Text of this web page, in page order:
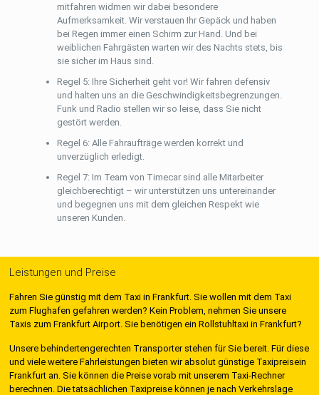
mitfahren widmen wir dabei besondere
Aufmerksamkeit. Wir verstauen Ihr Gepäck und haben
bei Regen immer einen Schirm zur Hand. Und bei
weiblichen Fahrgästen warten wir des Nachts stets, bis
sie sicher im Haus sind.
Regel 5: Ihre Sicherheit geht vor! Wir fahren defensiv
und halten uns an die Geschwindigkeitsbegrenzungen.
Funk und Radio stellen wir so leise, dass Sie nicht
gestört werden.
Regel 6: Alle Fahraufträge werden korrekt und
unverzüglich erledigt.
Regel 7: Im Team von Timecar sind alle Mitarbeiter
gleichberechtigt – wir unterstützen uns untereinander
und begegnen uns mit dem gleichen Respekt wie
unseren Kunden.
Leistungen und Preise
Fahren Sie günstig mit dem Taxi in Frankfurt. Sie wollen mit dem Taxi
zum Flughafen gefahren werden? Kein Problem, nehmen Sie unsere
Taxis zum Frankfurt Airport. Sie benötigen ein Rollstuhltaxi in Frankfurt?
Unsere behindertengerechten Transporter stehen für Sie bereit. Für diese
und viele weitere Fahrleistungen bieten wir absolut günstige Taxipreisein
Frankfurt an. Sie können die Preise vorab mit unserem Taxi-Rechner
berechnen. Die tatsächlichen Taxipreise können je nach Verkehrslage